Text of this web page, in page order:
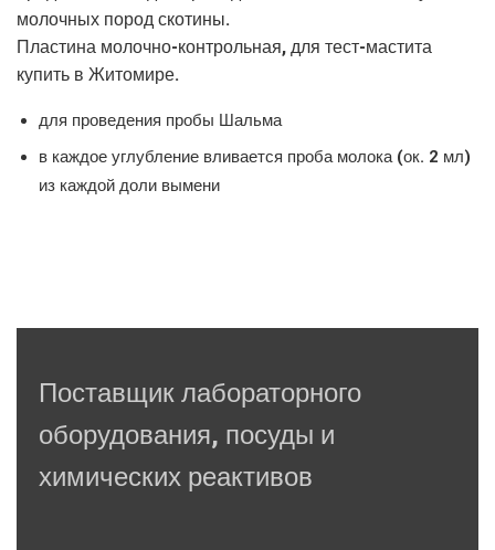
молочных пород скотины.
Пластина молочно-контрольная, для тест-мастита
купить в Житомире.
для проведения пробы Шальма
в каждое углубление вливается проба молока (ок. 2 мл)
из каждой доли вымени
Поставщик лабораторного
оборудования, посуды и
химических реактивов